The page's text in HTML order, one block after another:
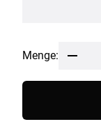
Menge: